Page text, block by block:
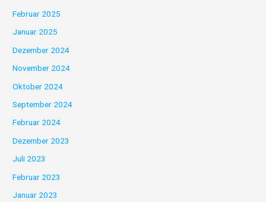
Februar 2025
Januar 2025
Dezember 2024
November 2024
Oktober 2024
September 2024
Februar 2024
Dezember 2023
Juli 2023
Februar 2023
Januar 2023